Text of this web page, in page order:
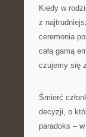
Kiedy w
z
ceremonia
całą gamą
czujemy się
Śmierć
decyzji, o
paradoks –